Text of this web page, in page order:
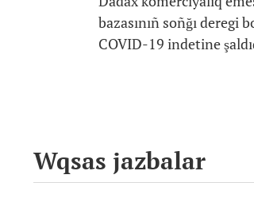
bazasınıñ soñğı deregi
COVID-19 indetine
Wqsas jazbalar